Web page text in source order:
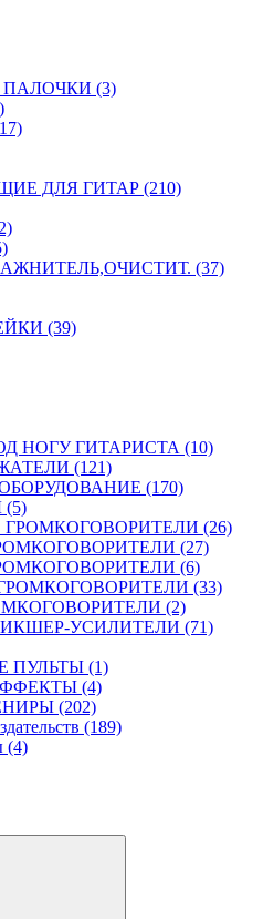
(3)
ДЛЯ ГИТАР (210)
(37)
(39)
НОГУ ГИТАРИСТА (10)
(121)
(170)
(26)
(27)
(6)
(33)
(2)
УСИЛИТЕЛИ (71)
ПУЛЬТЫ (1)
(4)
(202)
(189)
(4)